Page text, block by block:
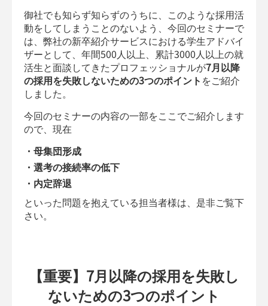
御社でも知らず知らずのうちに、このような採用活
動をしてしまうことのないよう、今回のセミナーで
は、弊社の新卒紹介サービスにおける学生アドバイ
ザーとして、年間500人以上、累計3000人以上の就
活生と面談してきたプロフェッショナルが7月以降
の採用を失敗しないための3つのポイント をご紹介
しました。
今回のセミナーの内容の一部をここでご紹介します
ので、現在
・母集団形成
・選考の接続率の低下
・内定辞退
といった問題を抱えている担当者様は、是非ご覧下
さい。
【重要】7月以降の採用を失敗し
ないための3つのポイント